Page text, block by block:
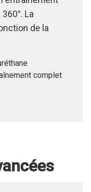
entraînement
La
de la
complet